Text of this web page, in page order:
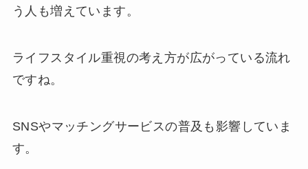
う人も増えています。
ライフスタイル重視の考え方が広がっている流れ
ですね。
SNSやマッチングサービスの普及も影響していま
す。